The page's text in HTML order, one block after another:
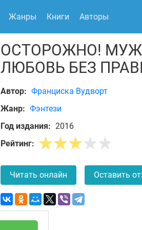
Жанры Книги Авторы
ОСТОРОЖНО!
ЛЮБОВЬ БЕЗ
Автор: Франциска Вудворт
Жанр: Фэнтези
Год издания: 2016
Рейтинг:
Читать онлайн Оставить